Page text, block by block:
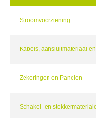
Stroomvoorziening
Kabels, aansluitmateriaal
Zekeringen en Panelen
Schakel- en